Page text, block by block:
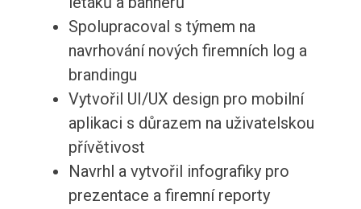
Spolupracoval s týmem na
navrhování nových firemních log a
brandingu
Vytvořil UI/UX design pro mobilní
aplikaci s důrazem na uživatelskou
přívětivost
Navrhl a vytvořil infografiky pro
prezentace a firemní reporty